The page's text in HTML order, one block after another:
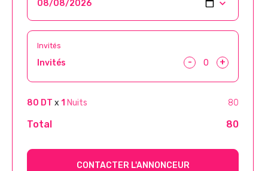
Invités
Invités - +
80 DT x 1 Nuits 80
Total 80
CONTACTER L'ANNONCEUR